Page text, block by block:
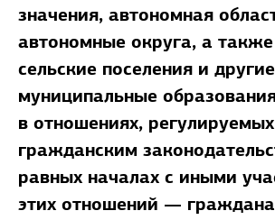
значения, автономная
автономные округа, а
сельские поселения и другие
муниципальные
в отношениях, регулируемых
гражданским
равных началах с иными
этих отношений —